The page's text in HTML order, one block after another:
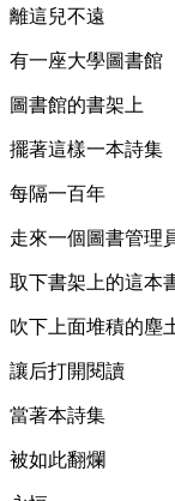
離這兒不遠
有一座大學圖書館
圖書館的書架上
擺著這樣一本詩集
每隔一百年
走來一個圖書管理
取下書架上的這本
吹下上面堆積的塵
讓后打開閱讀
當著本詩集
被如此翻爛